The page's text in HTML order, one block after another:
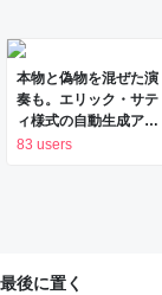
本物と偽物を混ぜた演
奏も。エリック・サテ
ィ様式の自動生成アプ
リ「無限サティ機関」
83 users
後に置く